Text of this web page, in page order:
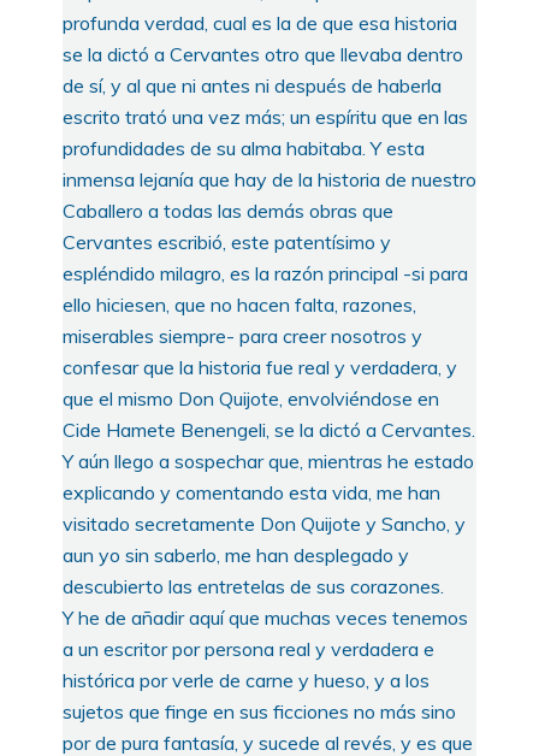
profunda verdad, cual es la de que esa historia
se la dictó a Cervantes otro que llevaba dentro
de sí, y al que ni antes ni después de haberla
escrito trató una vez más; un espíritu que en las
profundidades de su alma habitaba. Y esta
inmensa lejanía que hay de la historia de nuestro
Caballero a todas las demás obras que
Cervantes escribió, este patentísimo y
espléndido milagro, es la razón principal -si para
ello hiciesen, que no hacen falta, razones,
miserables siempre- para creer nosotros y
confesar que la historia fue real y verdadera, y
que el mismo Don Quijote, envolviéndose en
Cide Hamete Benengeli, se la dictó a Cervantes.
Y aún llego a sospechar que, mientras he estado
explicando y comentando esta vida, me han
visitado secretamente Don Quijote y Sancho, y
aun yo sin saberlo, me han desplegado y
descubierto las entretelas de sus corazones.
Y he de añadir aquí que muchas veces tenemos
a un escritor por persona real y verdadera e
histórica por verle de carne y hueso, y a los
sujetos que finge en sus ficciones no más sino
por de pura fantasía, y sucede al revés, y es que